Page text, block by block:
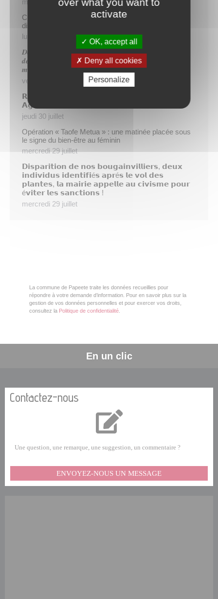
mercredi 5 août
Cinq demandeurs d’emploi de Papeete intègrent le
dispositif TIATURI AMO
lundi 3 août
𝑫𝒆𝒖𝒙 𝒔𝒂𝒑𝒆𝒖𝒓𝒔-𝒑𝒐𝒎𝒑𝒊𝒆𝒓𝒔 𝒅𝒆 𝑷𝒂𝒑𝒆𝒆𝒕𝒆 𝒂𝒖𝒙 𝒄𝒐̂𝒕𝒆́𝒔 𝒅𝒖
𝒅𝒆́𝒕𝒂𝒄𝒉𝒆𝒎𝒆𝒏𝒕 𝒑𝒐𝒍𝒚𝒏𝒆́𝒔𝒊𝒆𝒏 𝒆𝒏 𝒓𝒆𝒏𝒇𝒐𝒓𝒕 𝒅𝒆𝒔 𝒆́𝒒𝒖𝒊𝒑𝒆𝒔
𝒎𝒐𝒃𝒊𝒍𝒊𝒔𝒆́𝒆𝒔 𝒅𝒂𝒏𝒔 𝒍’𝑯𝒆𝒙𝒂𝒈𝒐𝒏𝒆
vendredi 31 juillet
𝗥é𝘂𝗻𝗶𝗼𝗻 𝗱’𝗶𝗻𝗳𝗼𝗿𝗺𝗮𝘁𝗶𝗼𝗻 𝘀𝘂𝗿 𝗹𝗮 𝗳𝗶𝗹𝗶è𝗿𝗲
𝗔𝗴𝗿𝗶𝗰𝗼𝗹𝗲
jeudi 30 juillet
Opération « Taofe Metua » : une matinée placée sous
le signe du bien-être au féminin
mercredi 29 juillet
𝗗𝗶𝘀𝗽𝗮𝗿𝗶𝘁𝗶𝗼𝗻 𝗱𝗲 𝗻𝗼𝘀 𝗯𝗼𝘂𝗴𝗮𝗶𝗻𝘃𝗶𝗹𝗹𝗶𝗲𝗿𝘀, 𝗱𝗲𝘂𝘅
𝗶𝗻𝗱𝗶𝘃𝗶𝗱𝘂𝘀 𝗶𝗱𝗲𝗻𝘁𝗶𝗳𝗶é𝘀 𝗮𝗽𝗿é𝘀 𝗹𝗲 𝘃𝗼𝗹 𝗱𝗲𝘀
𝗽𝗹𝗮𝗻𝘁𝗲𝘀, 𝗹𝗮 𝗺𝗮𝗶𝗿𝗶𝗲 𝗮𝗽𝗽𝗲𝗹𝗹𝗲 𝗮𝘂 𝗰𝗶𝘃𝗶𝘀𝗺𝗲 𝗽𝗼𝘂𝗿
é𝘃𝗶𝘁𝗲𝗿 𝗹𝗲𝘀 𝘀𝗮𝗻𝗰𝘁𝗶𝗼𝗻𝘀 !
mercredi 29 juillet
La commune de Papeete traite les données recueillies pour
répondre à votre demande d’information. Pour en savoir plus sur la
gestion de vos données personnelles et pour exercer vos droits,
consultez la Politique de confidentialité
En un clic
Contactez-nous
Une question, une remarque, une suggestion, un commentaire ?
ENVOYEZ-NOUS UN MESSAGE
activate
OK, accept all
Deny all cookies
Personalize